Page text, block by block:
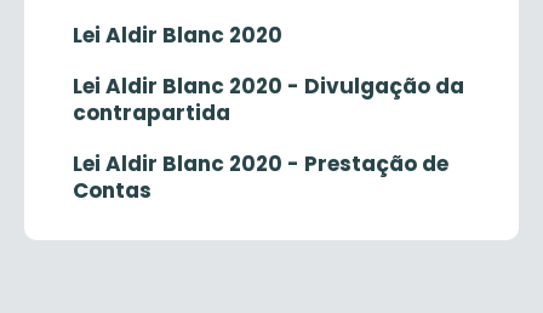
Lei Aldir Blanc 2020
Lei Aldir Blanc 2020 - Divulgação da
contrapartida
Lei Aldir Blanc 2020 - Prestação de
Contas